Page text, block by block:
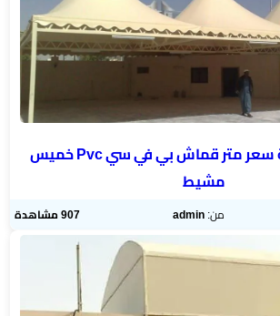
مظلات قماشية سعر متر قماش بي في سي Pvc خميس
مشيط
من:admin 907 مشاهدة